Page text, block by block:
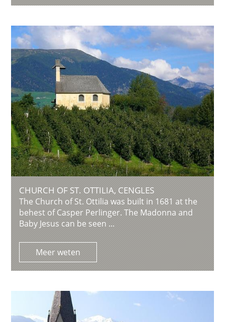
CHURCH OF ST. OTTILIA, CENGLES
The Church of St. Ottilia was built in 1681 at the
behest of Casper Perlinger. The Madonna and
Baby Jesus can be seen ...
Meer weten